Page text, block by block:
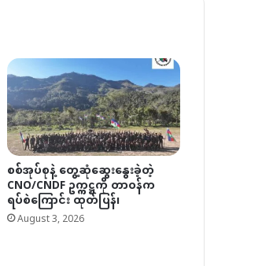
စစ်အုပ်စုနဲ့ တွေ့ဆုံဆွေးနွေးခဲ့တဲ့
CNO/CNDF ဥက္ကဋ္ဌကို တာဝန်က
ရပ်စဲကြောင်း ထုတ်ပြန်၊
August 3, 2026